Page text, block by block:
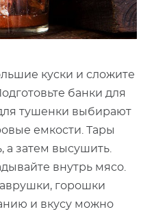
куски и сложите
банки для
тушенки выбирают
емкости. Тары
затем высушить.
внутрь мясо.
горошки
и вкусу можно